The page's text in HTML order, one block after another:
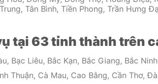
Tân Bình, Tiền Phong, Trần Hưng
tại 63 tỉnh thành trên
Bạc Liêu, Bắc Kạn, Bắc Giang, Bắc
Thuận, Cà Mau, Cao Bằng, Cần Thơ,